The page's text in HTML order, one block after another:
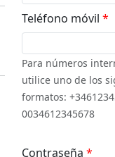
Teléfono móvil *
Para números
utilice uno de los
formatos:
0034612345678
Contraseña *